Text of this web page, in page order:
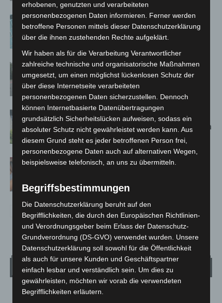
Anklage nach Abschaltung von
„Archetyp Market“ erhoben
Hannover: Polizei stoppt 166
Trunkenheitsfahrten bei
Großkontrolle
Schwarz Digits und Zscaler starten
souveräne Cloud-Sicherheitsplattform
für Europa
Warn-App: Jeder Zweite weiß nach
Wetter
LANGENHAGEN
erhobenen, genutzten und verarbeiteten
personenbezogenen Daten informieren. Ferner werden
betroffene Personen mittels dieser Datenschutzerklärung
über die ihnen zustehenden Rechte aufgeklärt.
Wir haben als für die Verarbeitung Verantwortlicher
zahlreiche technische und organisatorische Maßnahmen
umgesetzt, um einen möglichst lückenlosen Schutz der
über diese Internetseite verarbeiteten
personenbezogenen Daten sicherzustellen. Dennoch
können Internetbasierte Datenübertragungen
grundsätzlich Sicherheitslücken aufweisen, sodass ein
absoluter Schutz nicht gewährleistet werden kann. Aus
diesem Grund steht es jeder betroffenen Person frei,
personenbezogene Daten auch auf alternativen Wegen,
beispielsweise telefonisch, an uns zu übermitteln.
Begriffsbestimmungen
Die Datenschutzerklärung beruht auf den
Begrifflichkeiten, die durch den Europäischen Richtlinien-
und Verordnungsgeber beim Erlass der Datenschutz-
Grundverordnung (DS-GVO) verwendet wurden. Unsere
Datenschutzerklärung soll sowohl für die Öffentlichkeit
als auch für unsere Kunden und Geschäftspartner
einfach lesbar und verständlich sein. Um dies zu
gewährleisten, möchten wir vorab die verwendeten
Begrifflichkeiten erläutern.